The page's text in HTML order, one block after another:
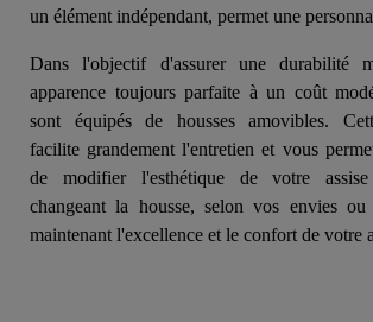
un élément indépendant, permet une
Dans l'objectif d'assurer une durabilité
apparence toujours parfaite à un coût
sont équipés de housses amovibles.
facilite grandement l'entretien et vous
de modifier l'esthétique de votre
changeant la housse, selon vos envies
maintenant l'excellence et le confort de votre